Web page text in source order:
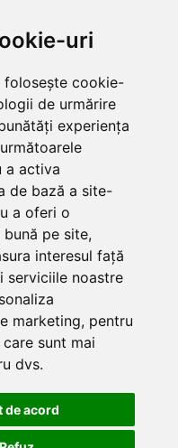
uri
folosește cookie-
de urmărire
experiența
a activa
de bază a site-
a oferi o
pe site,
interesul față
serviciile noastre
marketing, pentru
sunt mai
dvs.
de acord
1991